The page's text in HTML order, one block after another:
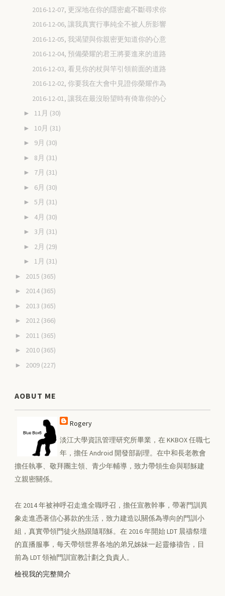
2016-12-07, 更深地在你的隱密處不斷尋求你
2016-12-06, 讓我真實行事純全不被人所影響
2016-12-05, 我渴望與你親密更知道你的心意
2016-12-04, 預備榮耀的君王將要進來的道路
2016-12-03, 看見你的杖與竿引領前面的道路
2016-12-02, 你要我在大會中見證你榮耀作為
2016-12-01, 讓我在最沒盼望時有倚靠你的心
► 11月 (30)
► 10月 (31)
► 9月 (30)
► 8月 (31)
► 7月 (31)
► 6月 (30)
► 5月 (31)
► 4月 (30)
► 3月 (31)
► 2月 (29)
► 1月 (31)
► 2015 (365)
► 2014 (365)
► 2013 (365)
► 2012 (366)
► 2011 (365)
► 2010 (365)
► 2009 (227)
AOBUT ME
Rogery
淡江大學資訊管理研究所畢業，在 KKBOX 任職七
年，擔任 Android 開發部副理。在中和長老教會
擔任執事、敬拜團主領、青少年輔導，致力帶領生命與耶穌建
立親密關係。
在 2014 年被神呼召走進全職呼召，擔任宣教幹事，帶著門訓異
象走進憑著信心募款的生活，致力建造以關係為導向的門訓小
組，真實帶領門徒火熱跟隨耶穌。在 2016 年開始 LDT 晨禱祭壇
的直播服事，每天帶領世界各地的弟兄姊妹一起靈修禱告，目
前為 LDT 領袖門訓宣教計劃之負責人。
檢視我的完整簡介